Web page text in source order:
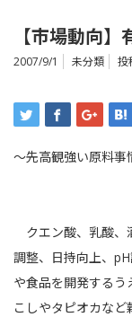
【市場動向
2007/9/1 未分類 投
～先高観強い原料事
クエン酸、乳酸、
調整、日持向上、
や食品を開発するう
こしやタピオカな